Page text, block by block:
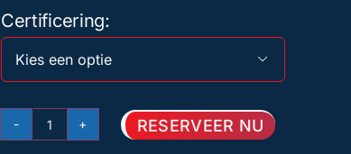
Certificering

EHBO/
RESERVEER NU